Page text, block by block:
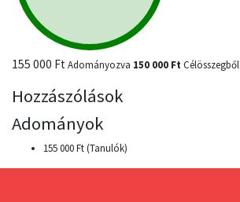
155 000 FtAdományozva 150 000 Ft Célösszegből
Hozzászólások
Adományok
155 000 Ft (Tanulók)